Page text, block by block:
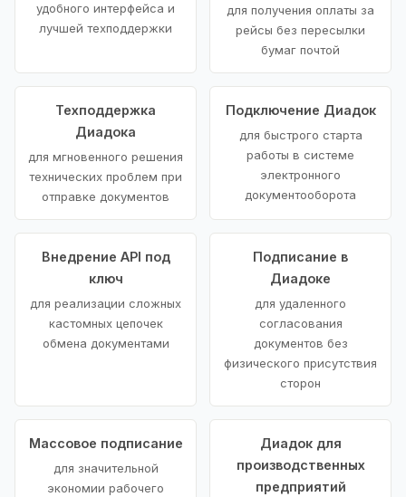
удобного интерфейса и
лучшей техподдержки
для получения оплаты за
рейсы без пересылки
бумаг почтой
Техподдержка
Диадока
для мгновенного решения
технических проблем при
отправке документов
Подключение Диадок
для быстрого старта
работы в системе
электронного
документооборота
Внедрение API под
ключ
для реализации сложных
кастомных цепочек
обмена документами
Подписание в
Диадоке
для удаленного
согласования
документов без
физического присутствия
сторон
Массовое подписание
для значительной
экономии рабочего
Диадок для
производственных
предприятий